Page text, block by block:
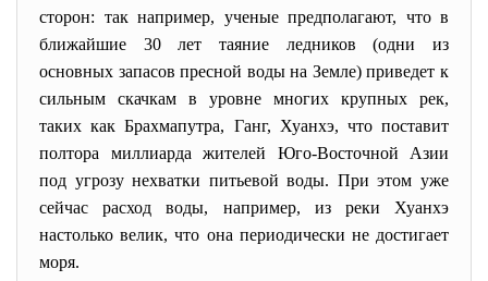
сторон: так например, ученые предполагают, что в
ближайшие 30 лет таяние ледников (одни из
основных запасов пресной воды на Земле) приведет к
сильным скачкам в уровне многих крупных рек,
таких как Брахмапутра, Ганг, Хуанхэ, что поставит
полтора миллиарда жителей Юго-Восточной Азии
под угрозу нехватки питьевой воды. При этом уже
сейчас расход воды, например, из реки Хуанхэ
настолько велик, что она периодически не достигает
моря.